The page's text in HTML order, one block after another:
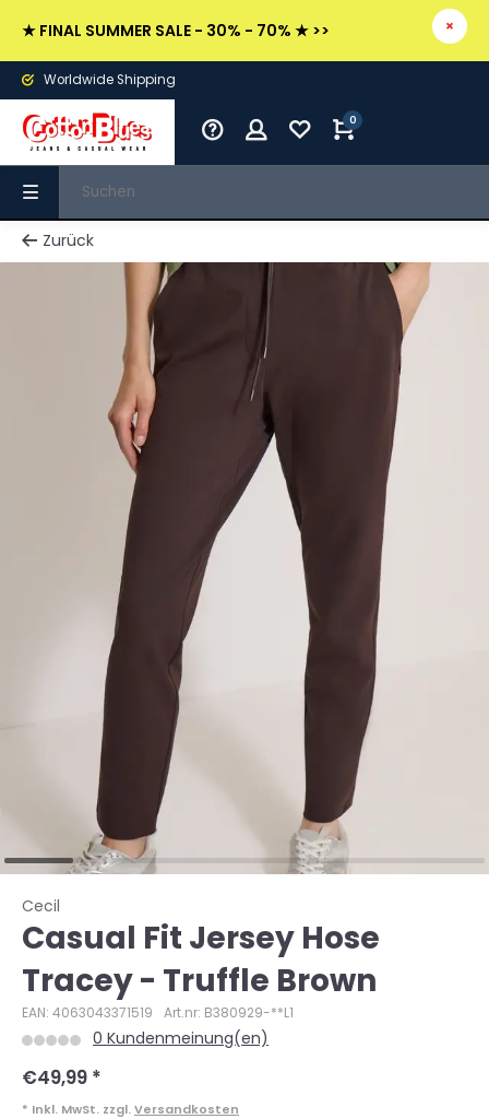
★ FINAL SUMMER SALE - 30% - 70% ★ >>
Worldwide Shipping
0
Zurück
Cecil
Casual Fit Jersey Hose
Tracey - Truffle Brown
EAN: 4063043371519 Art.nr: B380929-**L1
0 Kundenmeinung(en)
€49,99 *
* Inkl. MwSt. zzgl. Versandkosten